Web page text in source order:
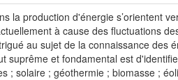
la production d'énergie s’orientent
à cause des fluctuations
au sujet de la connaissance des
suprême et fondamental est
; solaire ; géothermie ; biomasse ;